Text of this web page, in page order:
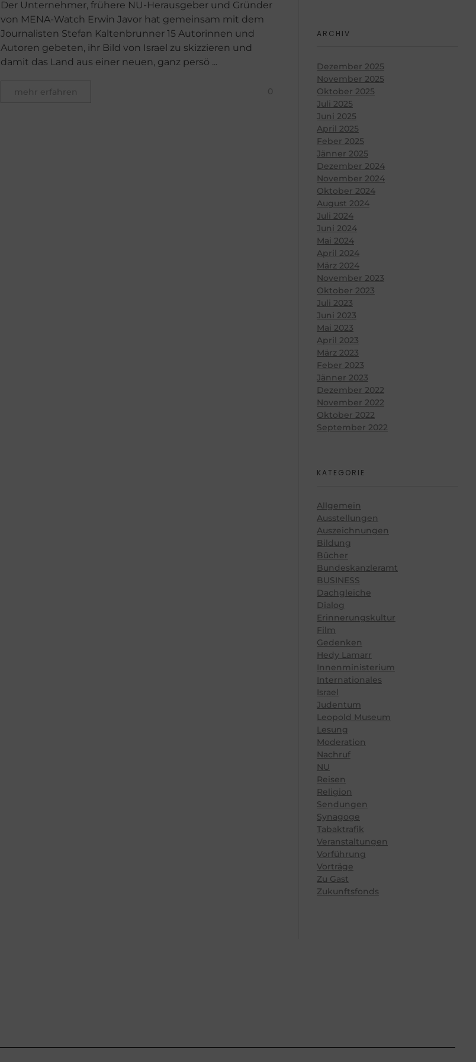
Der Unternehmer, frühere NU-Herausgeber und Gründer
von MENA-Watch Erwin Javor hat gemeinsam mit dem
Journalisten Stefan Kaltenbrunner 15 Autorinnen und
Autoren gebeten, ihr Bild von Israel zu skizzieren und
damit das Land aus einer neuen, ganz persö ...
mehr erfahren 0
ARCHIV
Dezember 2025
November 2025
Oktober 2025
Juli 2025
Juni 2025
April 2025
Feber 2025
Jänner 2025
Dezember 2024
November 2024
Oktober 2024
August 2024
Juli 2024
Juni 2024
Mai 2024
April 2024
März 2024
November 2023
Oktober 2023
Juli 2023
Juni 2023
Mai 2023
April 2023
März 2023
Feber 2023
Jänner 2023
Dezember 2022
November 2022
Oktober 2022
September 2022
KATEGORIE
Allgemein
Ausstellungen
Auszeichnungen
Bildung
Bücher
Bundeskanzleramt
BUSINESS
Dachgleiche
Dialog
Erinnerungskultur
Film
Gedenken
Hedy Lamarr
Innenministerium
Internationales
Israel
Judentum
Leopold Museum
Lesung
Moderation
Nachruf
NU
Reisen
Religion
Sendungen
Synagoge
Tabaktrafik
Veranstaltungen
Vorführung
Vorträge
Zu Gast
Zukunftsfonds